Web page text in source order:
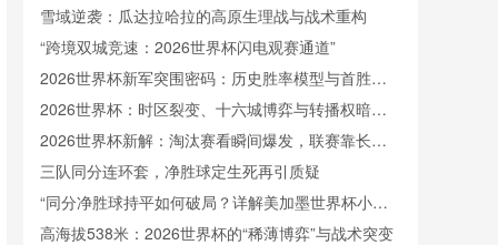
判罚信任**
雪域逆袭：瓜达拉哈拉的高原生理战与战术重构
“跨境双城竞速：2026世界杯闪电观赛通道”
2026世界杯新军突围密码：历史胜率模型与首胜触
发阈值重构
2026世界杯：时区裂变、十六城博弈与转播权暗战
中的新世界秩序
2026世界杯新解：淘汰赛看瞬间爆发，联赛靠长线
续航
三队同分连环套，净胜球定生死再引质疑
“同分净胜球持平如何破局？详解美加墨世界杯小组
出线规则”
高海拔538米：2026世界杯的“稀薄博弈”与战术突变